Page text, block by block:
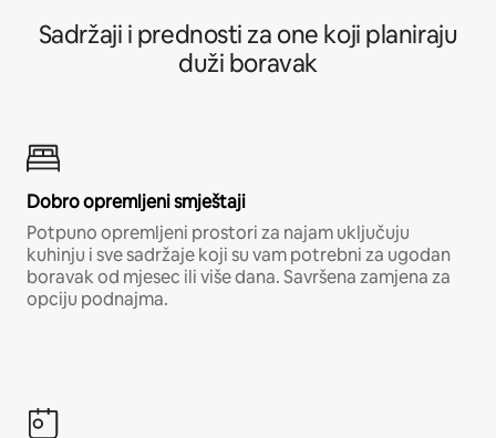
Sadržaji i prednosti za one koji planiraju
duži boravak
Dobro opremljeni smještaji
Potpuno opremljeni prostori za najam uključuju
kuhinju i sve sadržaje koji su vam potrebni za ugodan
boravak od mjesec ili više dana. Savršena zamjena za
opciju podnajma.